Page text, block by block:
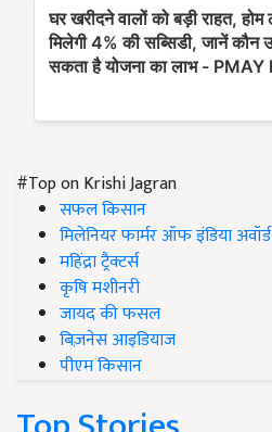
#Top on Krishi Jagran
सफल किसान
मिलेनियर फार्मर ऑफ इंडिया अवॉर्ड
महिंद्रा ट्रैक्टर्स
कृषि मशीनरी
जायद की फसल
बिज़नेस आइडियाज
पीएम किसान